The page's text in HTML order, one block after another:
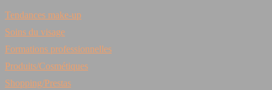
Tendances make-up
Soins du visage
Formations professionnelles
Produits/Cosmétiques
Shopping/Prestas